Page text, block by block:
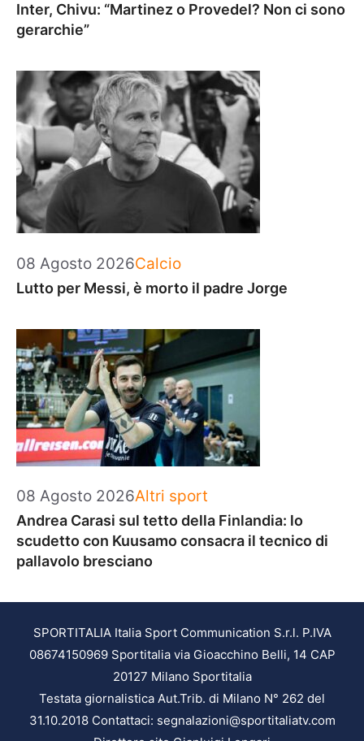
Inter, Chivu: “Martinez o Provedel? Non ci sono
gerarchie”
08 Agosto 2026Categorie
Calcio
Lutto per Messi, è morto il padre Jorge
08 Agosto 2026Categorie
Altri sport
Andrea Carasi sul tetto della Finlandia: lo
scudetto con Kuusamo consacra il tecnico di
pallavolo bresciano
SPORTITALIA Italia Sport Communication S.r.l. P.IVA
08674150969 Sportitalia via Gioacchino Belli, 14 CAP
20127 Milano Sportitalia
Testata giornalistica Aut.Trib. di Milano N° 262 del
31.10.2018 Contattaci: segnalazioni@sportitaliatv.com